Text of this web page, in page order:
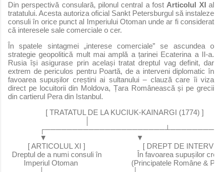
Din perspectivă consulară, pilonul central a fost Articolul XIal
tratatului. Acesta autoriza oficial Sankt Petersburgul să instaleze
consuli în orice punct al Imperiului Otoman unde ar fi considerat
că interesele sale comerciale o cer.
În spatele sintagmei „interese comerciale” se ascundea o
strategie geopolitică mult mai amplă a țarinei Ecaterina a II-a.
Rusia își asigurase prin același tratat dreptul vag definit, dar
extrem de periculos pentru Poartă, de a interveni diplomatic în
favoarea supușilor creștini ai sultanului – clauză care îi viza
direct pe locuitorii din Moldova, Țara Românească și pe grecii
din cartierul Pera din Istanbul.
                   [ TRATATUL DE LA KUCIUK-KAINARGI (1774) ]
                ▼                                             ▼
[ ARTICOLUL XI ]                             [ DREPT DE
Dreptul de a numi consuli în                  În favoarea supușilor
Imperiul Otoman                           (Principatele Române &